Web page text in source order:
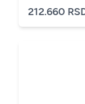
212.660